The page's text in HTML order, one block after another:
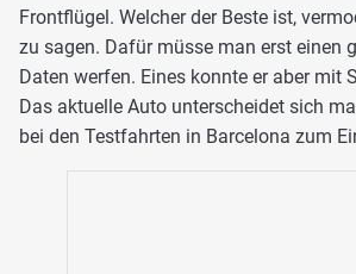
Frontflügel. Welcher der Beste ist,
zu sagen. Dafür müsse man erst einen
Daten werfen. Eines konnte er aber mit
Das aktuelle Auto unterscheidet sich
bei den Testfahrten in Barcelona zum